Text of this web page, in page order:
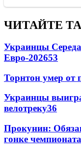
ЧИТАЙТЕ
Украинцы
Евро-202653
Торнтон умер от
Украинцы
велотреку36
Прокунин:
гонке